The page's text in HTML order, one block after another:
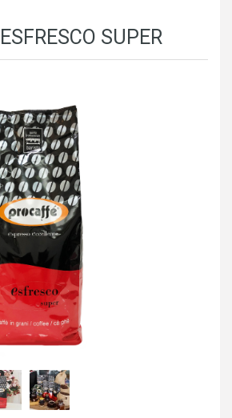
SUPER